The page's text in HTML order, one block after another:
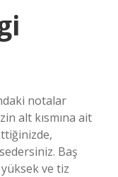
notalar
alt kısmına ait
Baş
yüksek ve tiz